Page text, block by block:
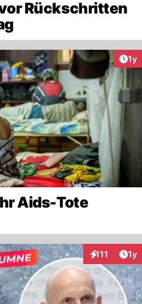
Rückschritten
1y
Aids-Tote
111
Interaktionen
1y